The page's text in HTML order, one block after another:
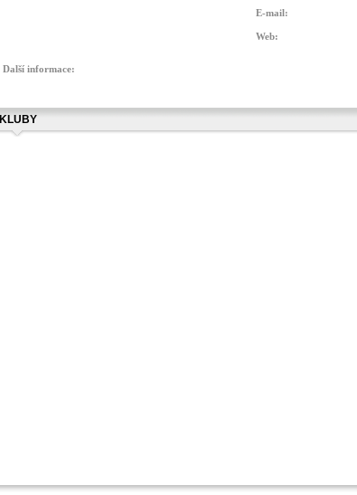
E-mail:
Web:
Další informace:
KLUBY